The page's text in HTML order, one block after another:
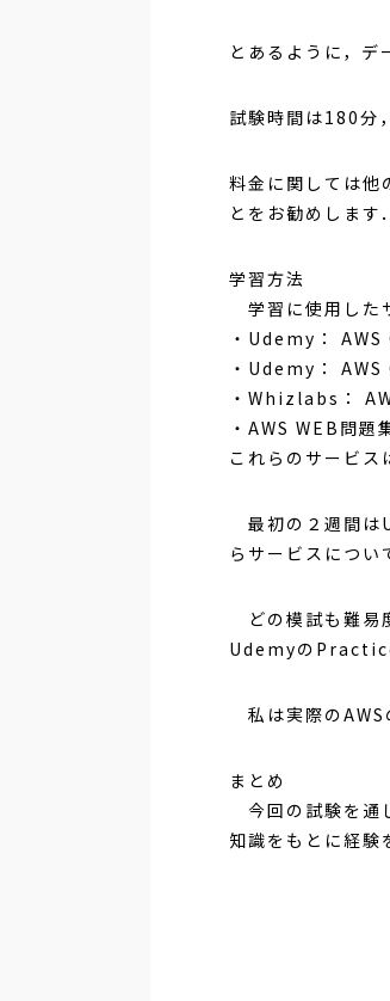
とあるように，デ
試験時間は180分
料金に関しては他
とをお勧めします．
学習方法
学習に使用した
・Udemy：
・Udemy：
・Whizlabs：
・AWS WEB問題
これらのサービス
最初の２週間は
らサービスについ
どの模試も難易
UdemyのPractice
私は実際のAWS
まとめ
今回の試験を通
知識をもとに経験